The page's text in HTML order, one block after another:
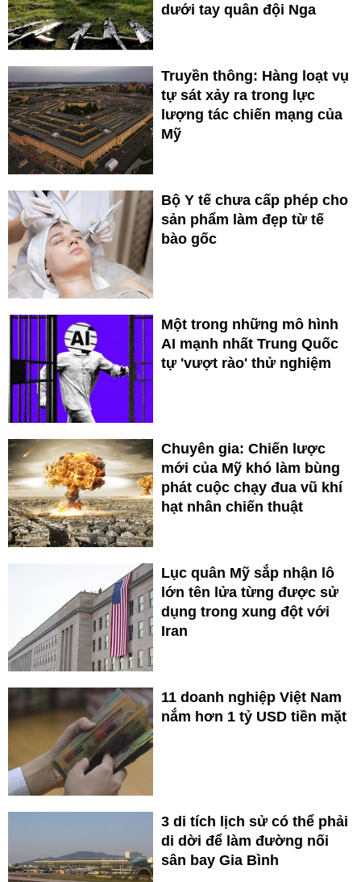
dưới tay quân đội Nga
Truyền thông: Hàng loạt vụ
tự sát xảy ra trong lực
lượng tác chiến mạng của
Mỹ
Bộ Y tế chưa cấp phép cho
sản phẩm làm đẹp từ tế
bào gốc
Một trong những mô hình
AI mạnh nhất Trung Quốc
tự 'vượt rào' thử nghiệm
Chuyên gia: Chiến lược
mới của Mỹ khó làm bùng
phát cuộc chạy đua vũ khí
hạt nhân chiến thuật
Lục quân Mỹ sắp nhận lô
lớn tên lửa từng được sử
dụng trong xung đột với
Iran
11 doanh nghiệp Việt Nam
nắm hơn 1 tỷ USD tiền mặt
3 di tích lịch sử có thể phải
di dời để làm đường nối
sân bay Gia Bình